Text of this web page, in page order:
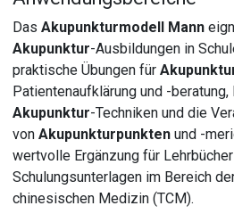
DasAkupunkturmodell Mann
Akupunktur-Ausbildungen in
praktische Übungen für
Patientenaufklärung und -
Akupunktur-Techniken und die
vonAkupunkturpunkten und -
wertvolle Ergänzung für
Schulungsunterlagen im Bereich
chinesischen Medizin (TCM).